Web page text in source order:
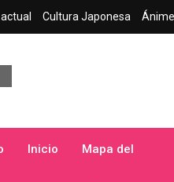
Cultura Japonesa
Inicio Mapa del